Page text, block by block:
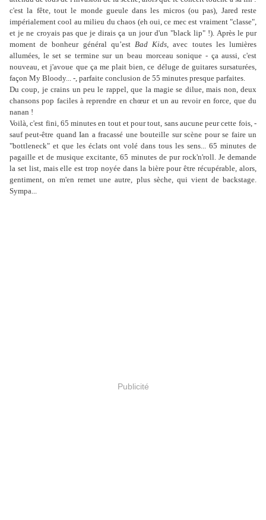
c'est la fête, tout le monde gueule dans les micros (ou pas), Jared reste
impérialement cool au milieu du chaos (eh oui, ce mec est vraiment "classe",
et je ne croyais pas que je dirais ça un jour d'un "black lip" !). Après le pur
moment de bonheur général qu’est Bad Kids, avec toutes les lumières
allumées, le set se termine sur un beau morceau sonique - ça aussi, c'est
nouveau, et j'avoue que ça me plait bien, ce déluge de guitares sursaturées,
façon My Bloody... -, parfaite conclusion de 55 minutes presque parfaites.
Du coup, je crains un peu le rappel, que la magie se dilue, mais non, deux
chansons pop faciles à reprendre en chœur et un au revoir en force, que du
nanan !
Voilà, c'est fini, 65 minutes en tout et pour tout, sans aucune peur cette fois, -
sauf peut-être quand Ian a fracassé une bouteille sur scène pour se faire un
"bottleneck" et que les éclats ont volé dans tous les sens... 65 minutes de
pagaille et de musique excitante, 65 minutes de pur rock'n'roll. Je demande
la set list, mais elle est trop noyée dans la bière pour être récupérable, alors,
gentiment, on m'en remet une autre, plus sèche, qui vient de backstage.
Sympa...
Publicité